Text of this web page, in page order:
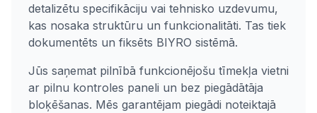
detalizētu specifikāciju vai tehnisko uzdevumu,
kas nosaka struktūru un funkcionalitāti. Tas tiek
dokumentēts un fiksēts BIYRO sistēmā.
Jūs saņemat pilnībā funkcionējošu tīmekļa vietni
ar pilnu kontroles paneli un bez piegādātāja
bloķēšanas. Mēs garantējam piegādi noteiktajā